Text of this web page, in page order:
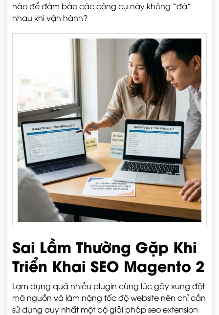
nào để đảm bảo các công cụ này không “đá”
nhau khi vận hành?
Sai Lầm Thường Gặp Khi
Triển Khai SEO Magento 2
Lạm dụng quá nhiều plugin cùng lúc gây xung đột
mã nguồn và làm nặng tốc độ website nên chỉ cần
sử dụng duy nhất một bộ giải pháp seo extension